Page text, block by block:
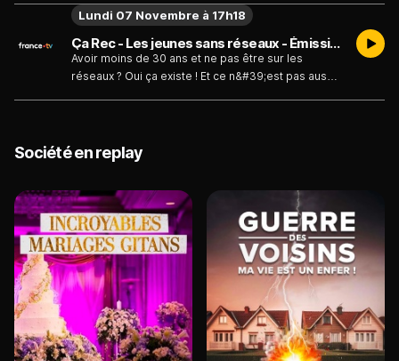
l&#39;industrie du tabac. Cela fait pourtant des
années que l&#39;Organisation Mondiale de la
Santé (OMS) alerte sur le sujet, notamment sur la
bana
Ça Rec - Les jeunes sans réseaux - Émission du lundi 7 novembre 2022
Avoir moins de 30 ans et ne pas être sur les
réseaux ? Oui ça existe ! Et ce n&#39;est pas aussi
rencontre de celles et ceux qui ne sont pas ou plus
Lundi 07 Novembre à 17h18
Société en replay